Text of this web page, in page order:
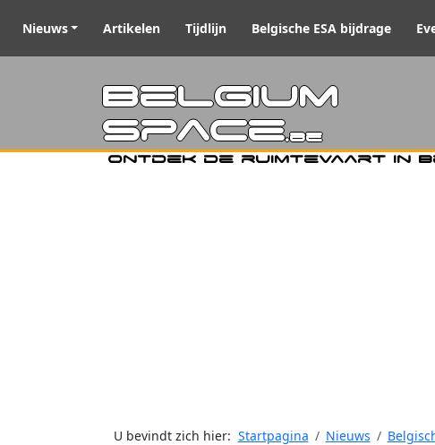
Nieuws Artikelen Tijdlijn Belgische ESA bijdrage
Space.be
Ontdek de ruimtevaart in
U bevindt zich hier: Startpagina Nieuws